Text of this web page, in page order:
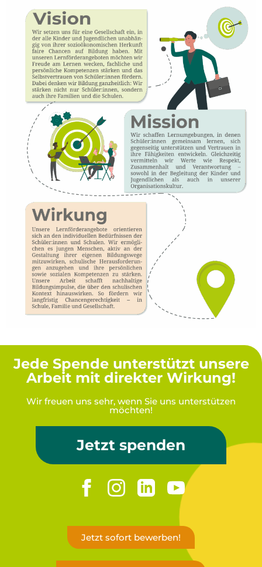
Jede Spende unterstützt unsere
Arbeit mit direkter Wirkung!
Wir freuen uns sehr, wenn Sie uns unterstützen
möchten!
Jetzt spenden
Jetzt sofort bewerben!